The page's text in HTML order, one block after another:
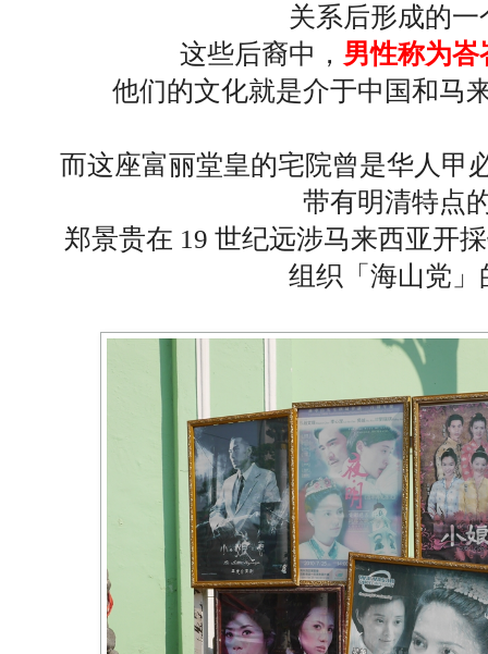
关系后形成的
这些后裔中， 男性称为
他们的文化就是介于中国和马
而这座富丽堂皇的宅院曾是华人甲
带有明清特点
郑景贵在 19 世纪远涉马来西亚开
组织「海山党」